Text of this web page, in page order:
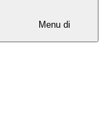
Menu di